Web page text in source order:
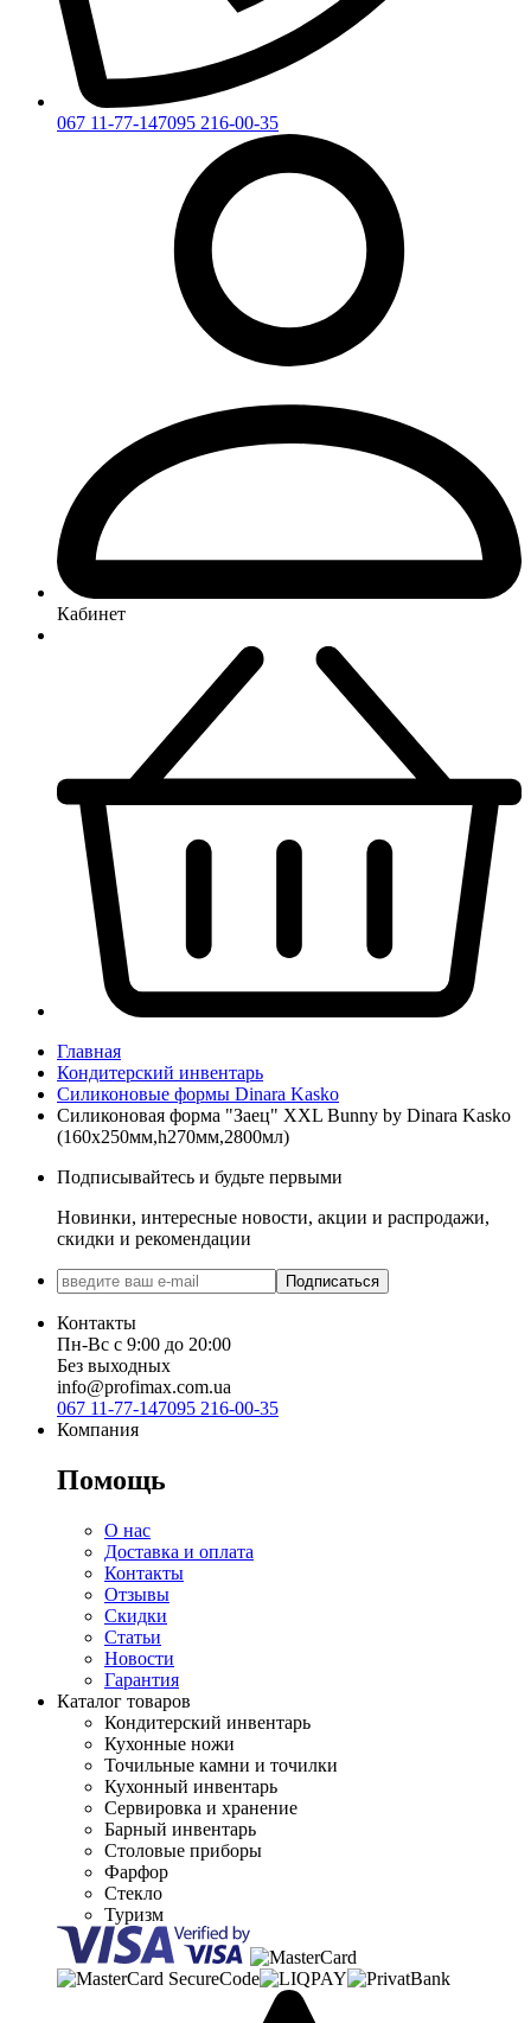
067 11-77-147095 216-00-35
Кабинет
Главная
Кондитерский инвентарь
Силиконовые формы Dinara Kasko
Силиконовая форма "Заец" XXL Bunny by Dinara Kasko
(160х250мм,h270мм,2800мл)
Подписывайтесь и будьте первыми
Новинки, интересные новости, акции и распродажи,
скидки и рекомендации
Подписаться
Контакты
Пн-Вс с 9:00 до 20:00
Без выходных
info@profimax.com.ua
067 11-77-147095 216-00-35
Компания
Помощь
О нас
Доставка и оплата
Контакты
Отзывы
Скидки
Статьи
Новости
Гарантия
Каталог товаров
Кондитерский инвентарь
Кухонные ножи
Точильные камни и точилки
Кухонный инвентарь
Сервировка и хранение
Барный инвентарь
Столовые приборы
Фарфор
Стекло
Туризм